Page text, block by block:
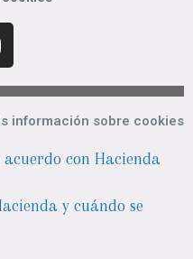
información sobre cookies
acuerdo con Hacienda
y cuándo se